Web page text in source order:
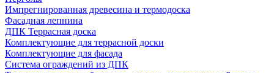
Импрегнированная древесина и термодоска
Фасадная лепнина
ДПК Террасная доска
Комплектующие для террасной доски
Комплектующие для фасада
Система ограждений из ДПК